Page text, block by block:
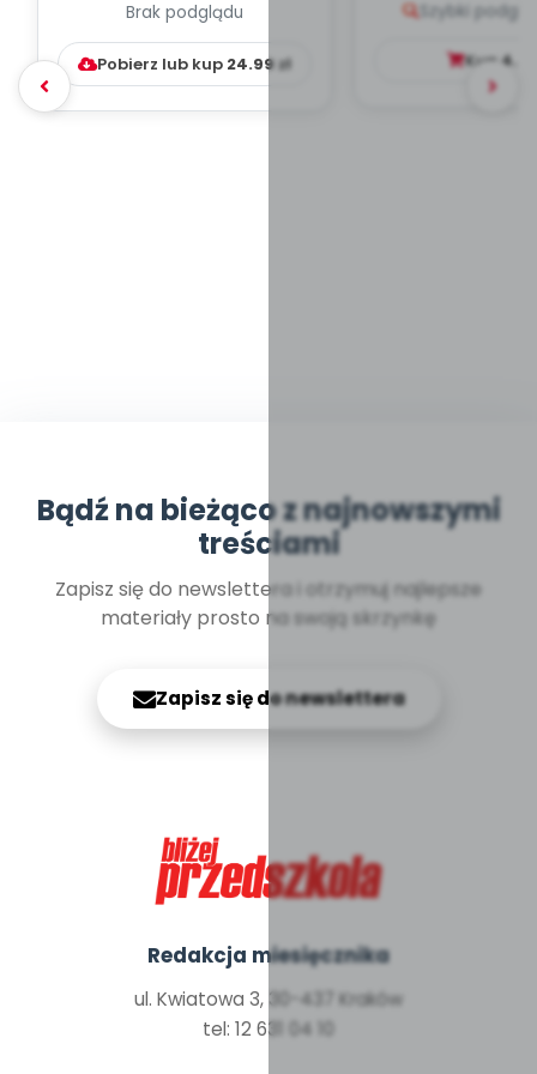
WYCHOWAWCZO –
DYDAKTYC...
Brak podglądu
Pobierz lub kup 24.99zł
Szybki
Kup
Bądź na bieżąco z najnowszymi
treściami
Zapisz się do newslettera i otrzymuj najlepsze
materiały prosto na swoją skrzynkę
Zapisz się do newslettera
Redakcja miesięcznika
ul. Kwiatowa 3, 30-437 Kraków
tel: 12 631 04 10